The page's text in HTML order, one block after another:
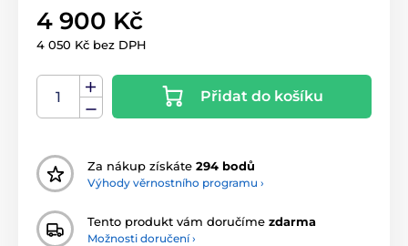
4 900 Kč
4 050 Kč bez DPH
Přidat do košíku
Za nákup získáte 294 bodů
Výhody věrnostního programu ›
Tento produkt vám doručíme zdarma
Možnosti doručení ›